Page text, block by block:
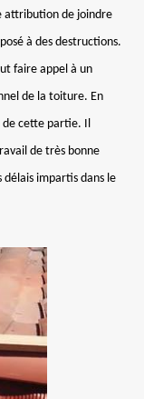
attribution de joindre
à des destructions.
faire appel à un
de la toiture. En
de cette partie. Il
de très bonne
impartis dans le